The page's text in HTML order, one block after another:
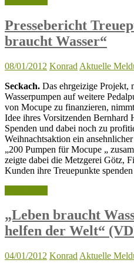
Pressebericht
braucht Wasser“
08/01/2012 Konrad Aktuelle
Seckach. Das ehrgeizige Projekt,
Wasserpumpen auf weitere
von Mocupe zu finanzieren,
Idee ihres Vorsitzenden Bernhard
Spenden und dabei noch zu
Weihnachtsaktion ein
„200 Pumpen für Mocupe „
zeigte dabei die Metzgerei Götz,
Kunden ihre Treuepunkte
„Leben braucht
helfen der Welt“
04/01/2012 Konrad Aktuelle